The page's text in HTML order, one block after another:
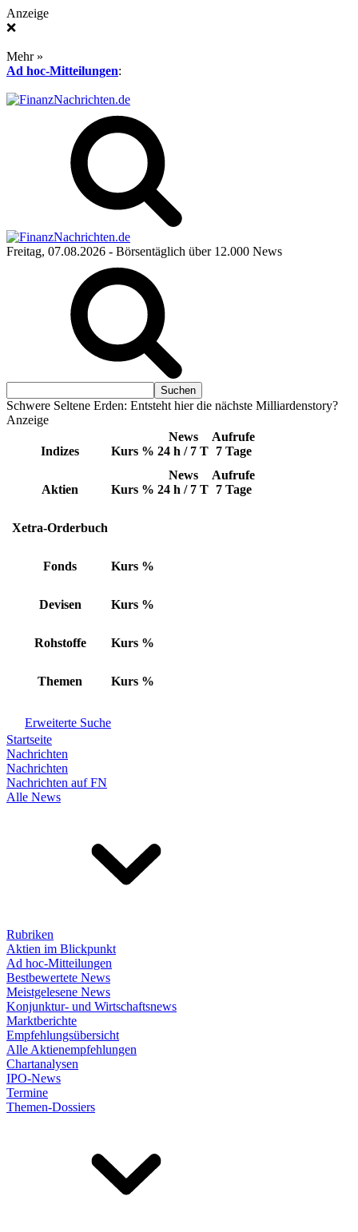
Anzeige
❌
Mehr »
Ad hoc-Mitteilungen:
Freitag, 07.08.2026 - Börsentäglich über 12.000 News
Schwere Seltene Erden: Entsteht hier die nächste Milliardenstory?
Anzeige
Indizes Kurs %
News
24 h / 7 T
Aufrufe
7 Tage
Aktien Kurs %
News
24 h / 7 T
Aufrufe
7 Tage
Xetra-Orderbuch
Fonds Kurs %
Devisen Kurs %
Rohstoffe Kurs %
Themen Kurs %
Erweiterte Suche
Startseite
Nachrichten
Nachrichten
Nachrichten auf FN
Alle News
Rubriken
Aktien im Blickpunkt
Ad hoc-Mitteilungen
Bestbewertete News
Meistgelesene News
Konjunktur- und Wirtschaftsnews
Marktberichte
Empfehlungsübersicht
Alle Aktienempfehlungen
Chartanalysen
IPO-News
Termine
Themen-Dossiers